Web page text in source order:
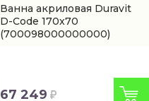
Ванна акриловая Duravit
D-Code 170x70
(700098000000000)
67 249